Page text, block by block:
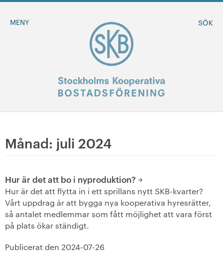
SÖK
MENY
+
Om oss
+
Sök ledigt
Våra bostäder
Månad: juli 2024
Hur är det att bo i nyproduktion?
Hur är det att flytta in i ett sprillans nytt SKB-kvarter?
Vårt uppdrag är att bygga nya kooperativa hyresrätter,
så antalet medlemmar som fått möjlighet att vara först
på plats ökar ständigt.
Publicerat den 2024-07-26